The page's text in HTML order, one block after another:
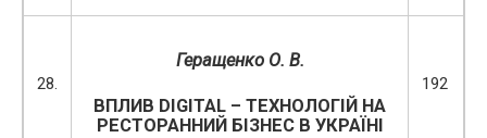
28.
Геращенко О. В.
ВПЛИВ DIGITAL – ТЕХНОЛОГІЙ НА
РЕСТОРАННИЙ БІЗНЕС В УКРАЇНІ
192